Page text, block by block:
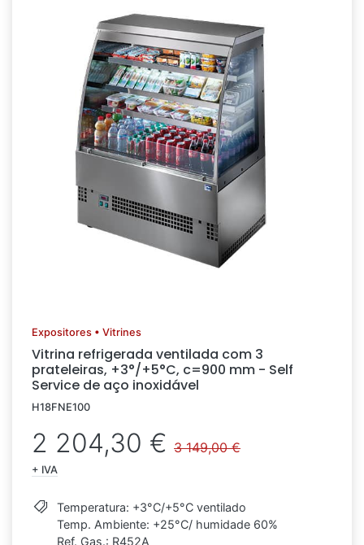
Expositores • Vitrines
Vitrina refrigerada ventilada com 3
prateleiras, +3°/+5°C, c=900 mm - Self
Service de aço inoxidável
H18FNE100
2 204,30 € 3 149,00 €
+ IVA
Temperatura: +3°C/+5°C ventilado
Temp. Ambiente: +25°C/ humidade 60%
Ref. Gas.: R452A